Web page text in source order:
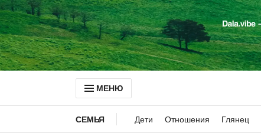
МЕНЮ
СЕМЬЯ Дети Отношения Глянец